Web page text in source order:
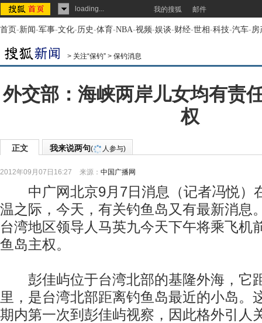
loading... 我的搜狐 邮件
首页-新闻-军事-文化-历史-体育-NBA-视频-娱谈-财经-世相-科技-汽车-房
> 关注“保钓” > 保钓消息
外交部：海峡两岸儿女均有责
权
正文 我来说两句( 人参与)
2012年09月07日16:27 来源： 中国广播网
中广网北京9月7日消息（记者冯悦）
温之际，今天，有关钓鱼岛又有最新消息
台湾地区领导人马英九今天下午将乘飞机
鱼岛主权。
彭佳屿位于台湾北部的基隆外海，它
里，是台湾北部距离钓鱼岛最近的小岛。
期内第一次到彭佳屿视察，因此格外引人